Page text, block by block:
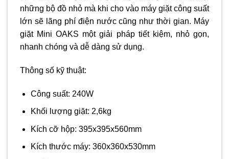
những bộ đồ nhỏ mà khi cho vào máy giặt công suất
lớn sẽ lãng phí điện nước cũng như thời gian. Máy
giặt Mini OAKS một giải pháp tiết kiệm, nhỏ gọn,
nhanh chóng và dễ dàng sử dụng.
Thông số kỹ thuật:
Công suất: 240W
Khối lượng giặt: 2,6kg
Kích cỡ hộp: 395x395x560mm
Kích thước máy: 360x360x530mm